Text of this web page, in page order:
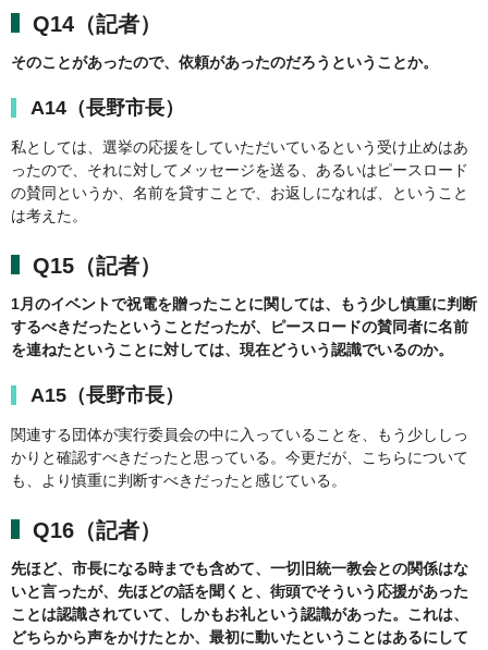
Q14（記者）
そのことがあったので、依頼があったのだろうということか。
A14（長野市長）
私としては、選挙の応援をしていただいているという受け止めはあ
ったので、それに対してメッセージを送る、あるいはピースロード
の賛同というか、名前を貸すことで、お返しになれば、ということ
は考えた。
Q15（記者）
1月のイベントで祝電を贈ったことに関しては、もう少し慎重に判断
するべきだったということだったが、ピースロードの賛同者に名前
を連ねたということに対しては、現在どういう認識でいるのか。
A15（長野市長）
関連する団体が実行委員会の中に入っていることを、もう少ししっ
かりと確認すべきだったと思っている。今更だが、こちらについて
も、より慎重に判断すべきだったと感じている。
Q16（記者）
先ほど、市長になる時までも含めて、一切旧統一教会との関係はな
いと言ったが、先ほどの話を聞くと、街頭でそういう応援があった
ことは認識されていて、しかもお礼という認識があった。これは、
どちらから声をかけたとか、最初に動いたということはあるにして